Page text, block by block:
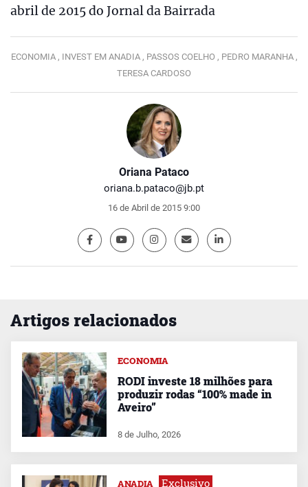
Oriana Pataco
oriana.b.pataco@jb.pt
16 de Abril de 2015 9:00
abril de 2015 do Jornal da Bairrada
ECONOMIA , INVEST EM ANADIA , PASSOS COELHO , PEDRO MARANHA ,
TERESA CARDOSO
Artigos relacionados
ECONOMIA
RODI investe 18 milhões para
produzir rodas “100% made in
Aveiro”
8 de Julho, 2026
ANADIA Exclusivo